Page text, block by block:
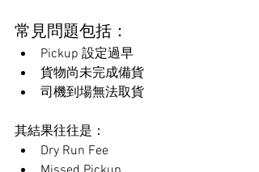
常見問題包括：
Pickup 設定過早
貨物尚未完成備貨
司機到場無法取貨
其結果往往是：
Dry Run Fee